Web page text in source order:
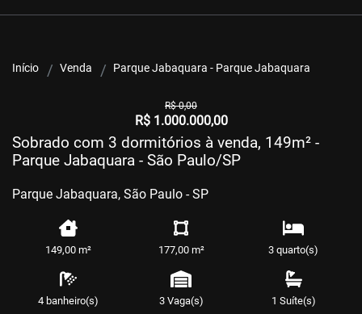
Início Venda Parque Jabaquara - Parque Jabaquara
R$ 0,00
R$ 1.000.000,00
Sobrado com 3 dormitórios à venda, 149m² -
Parque Jabaquara - São Paulo/SP
Parque Jabaquara, São Paulo - SP
149,00 m² 177,00 m² 3 quarto(s)
4 banheiro(s) 3 Vaga(s) 1 Suíte(s)